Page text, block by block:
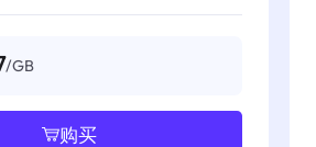
/GB
购买